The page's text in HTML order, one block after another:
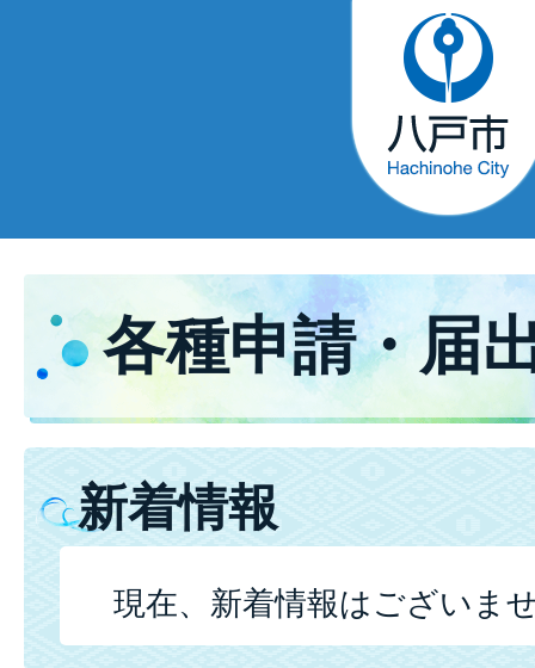
各種申請・届
新着情報
現在、新着情報はございま